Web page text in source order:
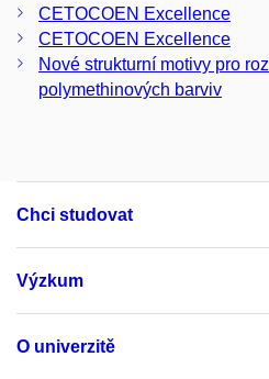
CETOCOEN Excellence
CETOCOEN Excellence
Nové strukturní motivy pro
polymethinových barviv
Chci studovat
Výzkum
O univerzitě